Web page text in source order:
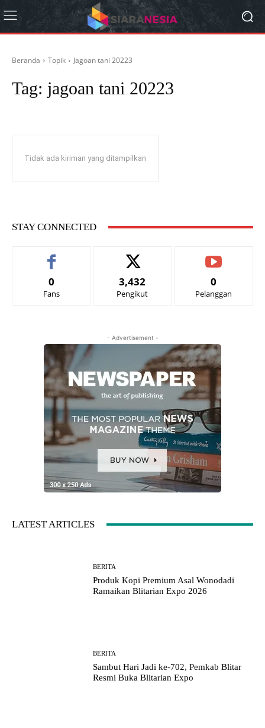
Beranda Topik Jagoan tani 20223
Tag: jagoan tani 20223
Tidak ada kiriman yang ditampilkan
STAY CONNECTED
0
Fans
3,432
Pengikut
0
Pelanggan
- Advertisement -
LATEST ARTICLES
BERITA
Produk Kopi Premium Asal Wonodadi
Ramaikan Blitarian Expo 2026
BERITA
Sambut Hari Jadi ke-702, Pemkab Blitar
Resmi Buka Blitarian Expo